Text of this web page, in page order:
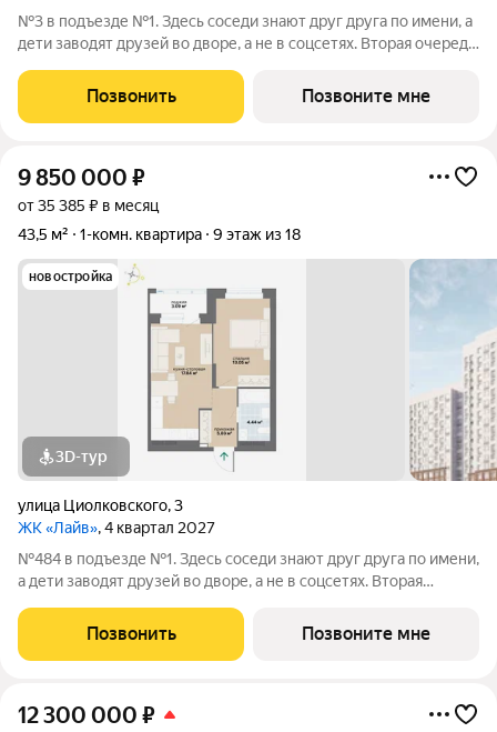
№3 в подъезде №1. Здесь соседи знают друг друга по имени, а
дети заводят друзей во дворе, а не в соцсетях. Вторая очередь
особенное внимание к атмосфере добрососедства. В первой
очереди
Позвонить Позвоните мне
9 850 000 ₽
от 35 385 ₽ в месяц
43,5 м²
1-комн. квартира 9 этаж из 18
новостройка
3D-тур
улица Циолковского,3
ЖК «Лайв», 4 квартал 2027
№484 в подъезде №1. Здесь соседи знают друг друга по имени,
а дети заводят друзей во дворе, а не в соцсетях. Вторая
комфорта и особенное внимание к атмосфере
добрососедства. В первой очереди
Позвонить Позвоните мне
12 300 000 ₽